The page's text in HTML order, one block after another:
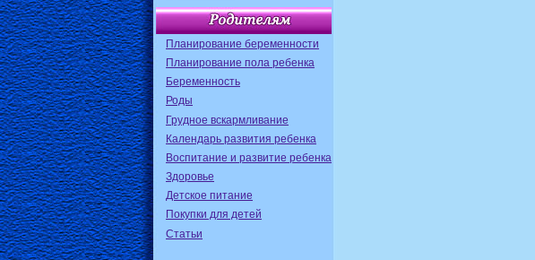
Планирование беременности
Планирование пола ребенка
Беременность
Роды
Грудное вскармливание
Календарь развития ребенка
Воспитание и развитие ребенка
Здоровье
Детское питание
Покупки для детей
Статьи